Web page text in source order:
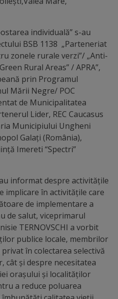
individuală” s-au
BSB 1138 „Parteneriat
zonele rurale verzi”/ „Anti-
Rural Areas” / APRA”,
prin Programul
Mării Negre/ POC
de Municipalitatea
Lider, REC Caucasus
Municipiului Ungheni
Galați (România),
Imereti “Spectri”
informat despre activitățile
implicare în activitățile care
de implementare a
de salut, viceprimarul
TERNOVSCHI a vorbit
publice locale, membrilor
în colectarea selectivă
cât și despre necesitatea
orașului și localităților
a reduce poluarea